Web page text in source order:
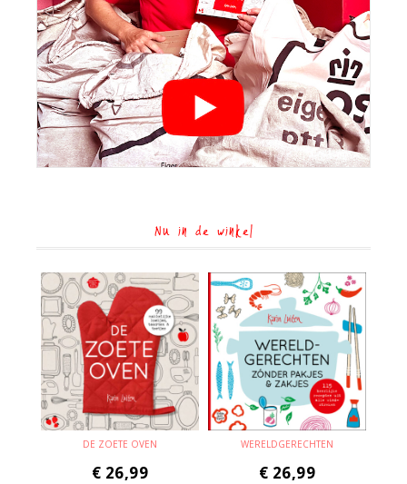
Nu in de winkel
DE ZOETE OVEN
€ 26,99
WERELDGERECHTEN
€ 26,99